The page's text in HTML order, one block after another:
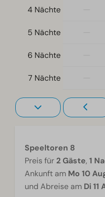
Einzelbetten: 8
Schlafzimmer oben: 3
Heizung und Kühlung
Wohnzimmer
4 Nächte
5 Nächte
6 Nächte
7 Nächte
Speeltoren 8
Preis für 2 Gäste, 1
Ankunft am Mo 10
und Abreise am Di 11